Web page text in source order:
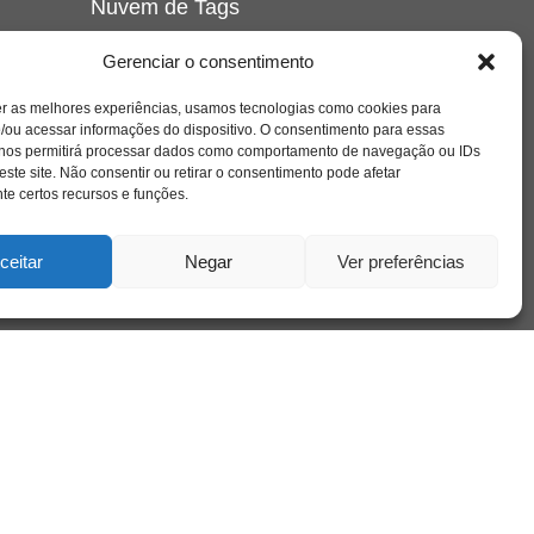
Gerenciar o consentimento
as melhores experiências, usamos tecnologias como cookies para
ou acessar informações do dispositivo. O consentimento para essas
permitirá processar dados como comportamento de navegação ou IDs
site. Não consentir ou retirar o consentimento pode afetar
certos recursos e funções.
Negar Ver preferências
Nuvem de Tags
crianca cuidado cultura depressao
educação família filme
freud infância insight jung liberdade livro
loucura luto maternidade
psicologia relato